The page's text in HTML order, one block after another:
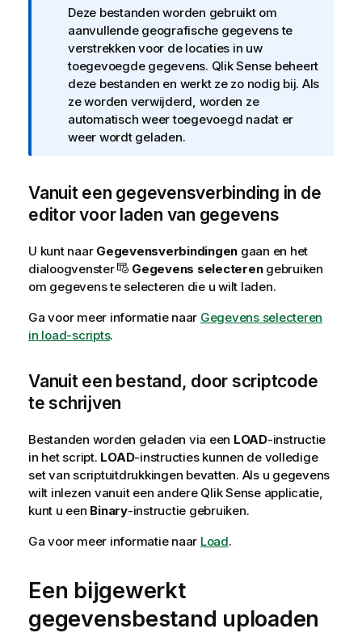
e
Deze bestanden worden gebruikt om
aanvullende geografische gegevens te
verstrekken voor de locaties in uw
toegevoegde gegevens. Qlik Sense beheert
deze bestanden en werkt ze zo nodig bij. Als
ze worden verwijderd, worden ze
automatisch weer toegevoegd nadat er
weer wordt geladen.
Vanuit een gegevensverbinding in de
editor voor laden van gegevens
U kunt naar Gegevensverbindingen gaan en het
dialoogvenster
Gegevens selecterengebruiken
om gegevens te selecteren die u wilt laden.
Ga voor meer informatie naar Gegevens selecteren
in load-scripts.
Vanuit een bestand, door scriptcode
te schrijven
Bestanden worden geladen via een LOAD-instructie
in het script. LOAD-instructies kunnen de volledige
set van scriptuitdrukkingen bevatten. Als u gegevens
wilt inlezen vanuit een andere Qlik Senseapplicatie,
kunt u een Binary-instructie gebruiken.
Ga voor meer informatie naar Load.
Een bijgewerkt
gegevensbestand uploaden